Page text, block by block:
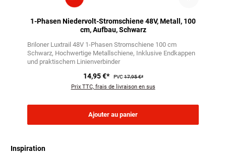
1-Phasen Niedervolt-Stromschiene 48V, Metall, 100
cm, Aufbau, Schwarz
Briloner Luxtrail 48V 1-Phasen Stromschiene 100 cm
Schwarz Hochwertige Metallschiene Inklusive Endkappen
und praktischem Linienverbinder
14,95 €* PVC17,95 €*
Prix TTC, frais de livraison en sus
Ajouter au panier
Inspiration